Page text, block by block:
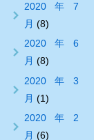
2020年7
月 (8)
2020年6
月 (8)
2020年3
月 (1)
2020年2
月 (6)